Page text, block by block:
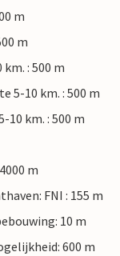
m
m
: 500 m
5-10 km. : 500 m
10 km. : 500 m
m
FNI : 155 m
10 m
600 m